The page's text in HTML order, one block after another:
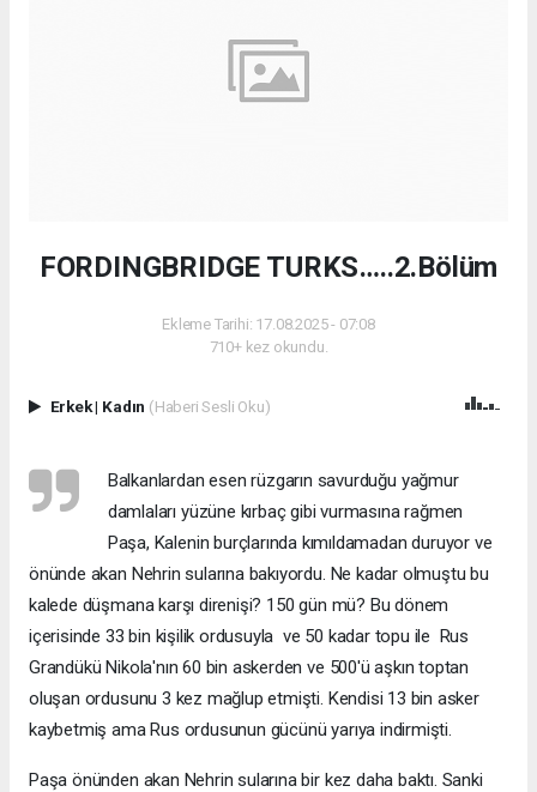
FORDINGBRIDGE TURKS…..2.Bölüm
Ekleme Tarihi: 17.08.2025 - 07:08
710+ kez okundu.
Erkek| Kadın (Haberi Sesli Oku)
Balkanlardan esen rüzgarın savurduğu yağmur
damlaları yüzüne kırbaç gibi vurmasına rağmen
Paşa, Kalenin burçlarında kımıldamadan duruyor ve
önünde akan Nehrin sularına bakıyordu. Ne kadar olmuştu bu
kalede düşmana karşı direnişi? 150 gün mü? Bu dönem
içerisinde 33 bin kişilik ordusuyla ve 50 kadar topu ile Rus
Grandükü Nikola'nın 60 bin askerden ve 500'ü aşkın toptan
oluşan ordusunu 3 kez mağlup etmişti. Kendisi 13 bin asker
kaybetmiş ama Rus ordusunun gücünü yarıya indirmişti.
Paşa önünden akan Nehrin sularına bir kez daha baktı. Sanki